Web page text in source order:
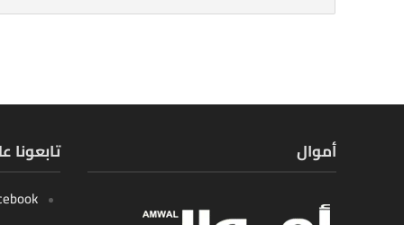
تابعونا أموال